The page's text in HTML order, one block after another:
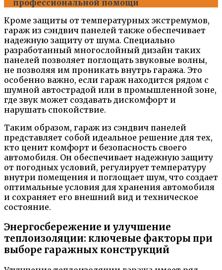
профессиональной помощи
Кроме защиты от температурных экстремумов,
гараж из сэндвич панелей также обеспечивает
надежную защиту от шума. Специально
разработанный многослойный дизайн таких
панелей позволяет поглощать звуковые волны,
не позволяя им проникать внутрь гаража. Это
особенно важно, если гараж находится рядом с
шумной автострадой или в промышленной зоне,
где звук может создавать дискомфорт и
нарушать спокойствие.
Таким образом, гараж из сэндвич панелей
представляет собой идеальное решение для тех,
кто ценит комфорт и безопасность своего
автомобиля. Он обеспечивает надежную защиту
от погодных условий, регулирует температуру
внутри помещения и поглощает шум, что создает
оптимальные условия для хранения автомобиля
и сохраняет его внешний вид и техническое
состояние.
Энергосбережение и улучшение
теплоизоляции: ключевые факторы при
выборе гаражных конструкций